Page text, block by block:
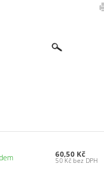
60,50 Kč
50 Kč bez DPH